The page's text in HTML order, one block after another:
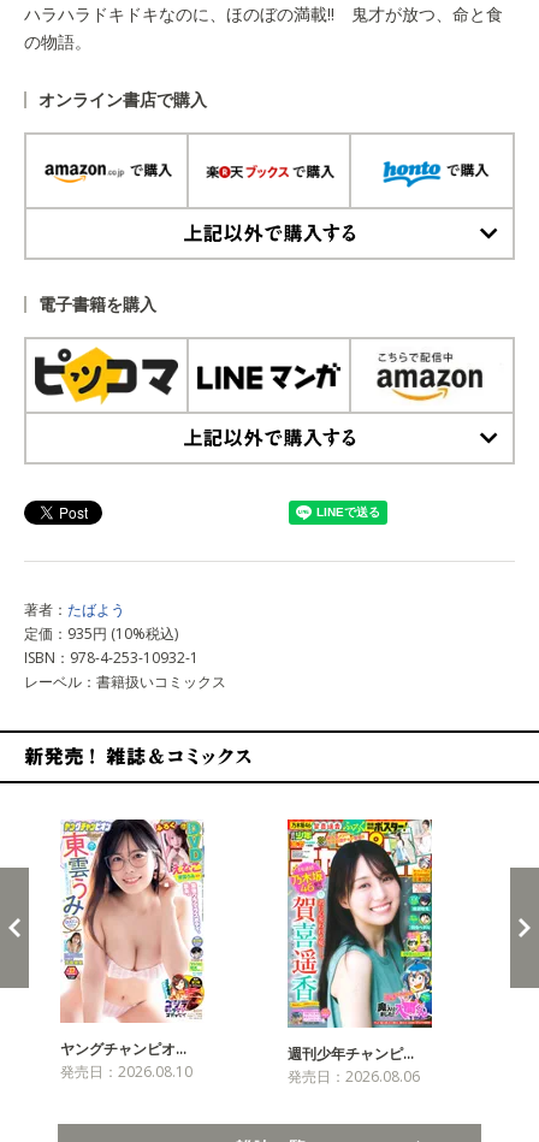
ハラハラドキドキなのに、ほのぼの満載!! 鬼才が放つ、命と食
の物語。
オンライン書店で購入
電子書籍を購入
著者： たばよう
定価：935円 (10%税込)
ISBN：978-4-253-10932-1
レーベル：書籍扱いコミックス
ヤングチャンピオ…
発売日：2026.08.10
週刊少年チャンピ…
発売日：2026.08.06